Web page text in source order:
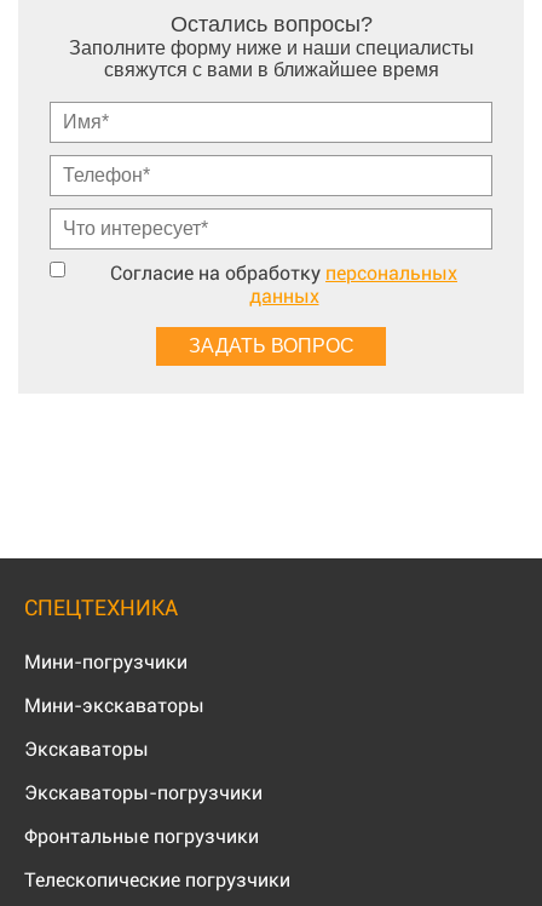
Остались вопросы?
Заполните форму ниже и наши специалисты
свяжутся с вами в ближайшее время
Согласие на обработку персональных
данных
СПЕЦТЕХНИКА
Мини-погрузчики
Мини-экскаваторы
Экскаваторы
Экскаваторы-погрузчики
Фронтальные погрузчики
Телескопические погрузчики